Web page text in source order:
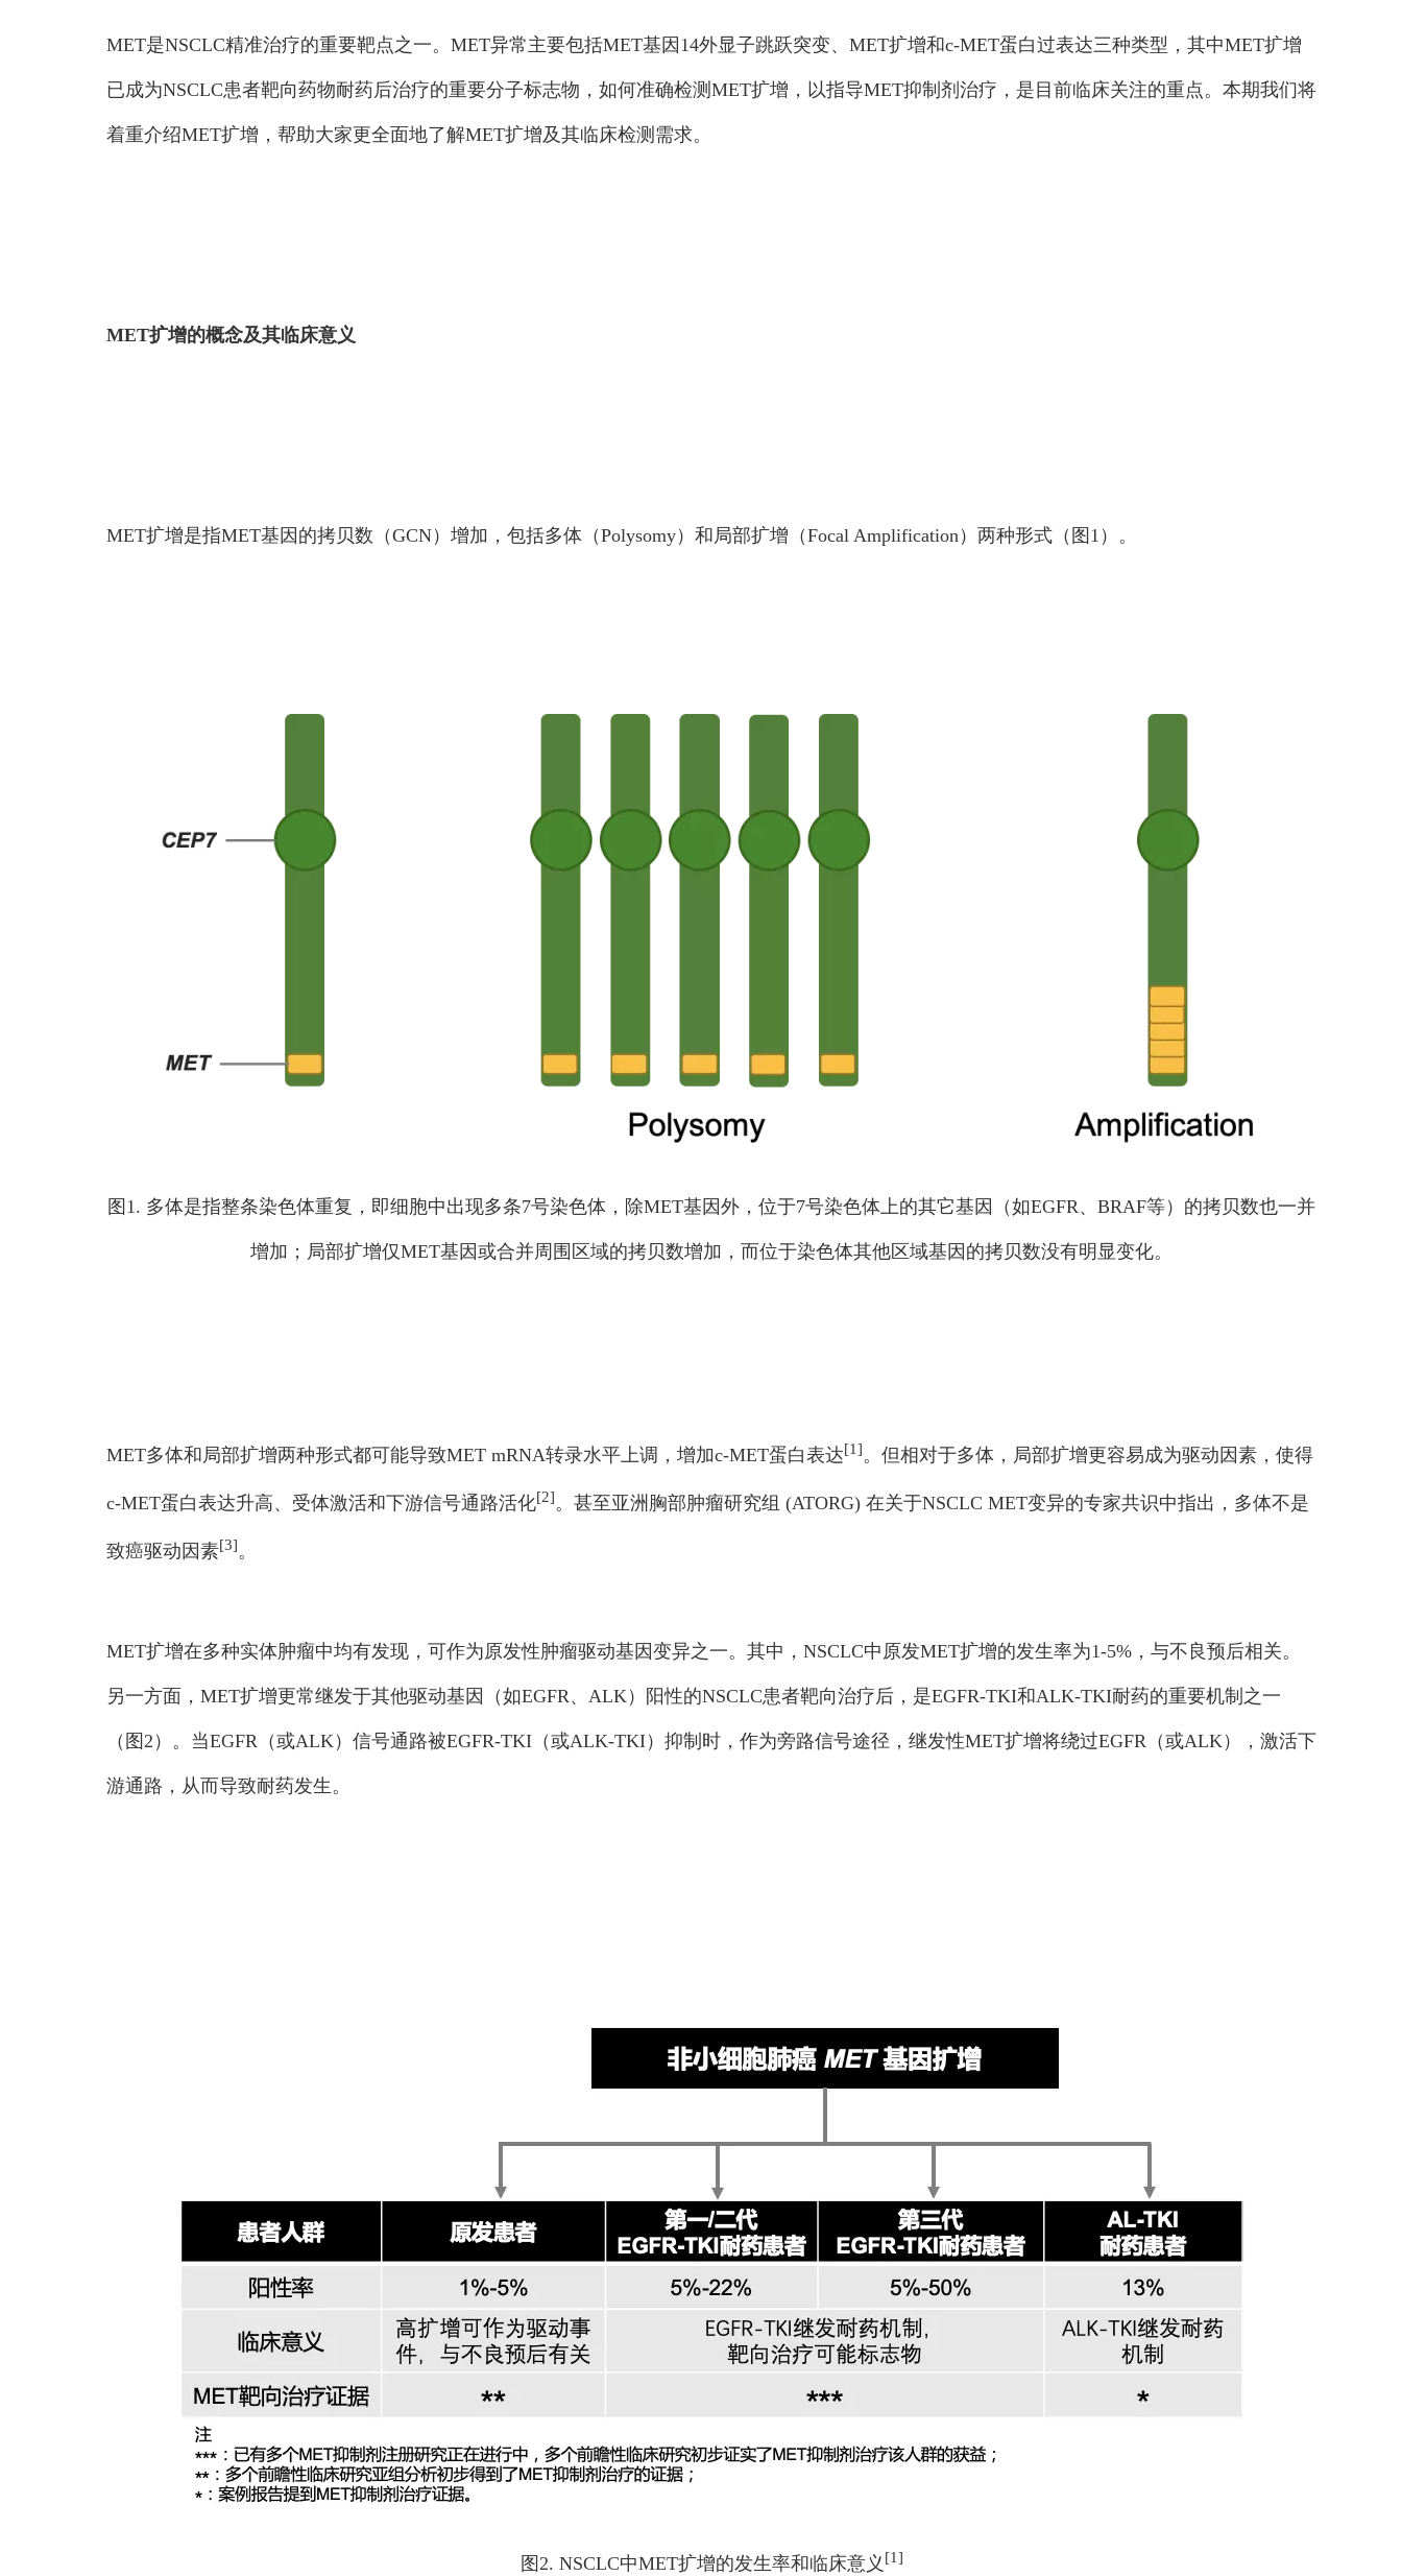
MET是NSCLC精准治疗的重要靶点之一。MET异常主要包括MET基因14外显子跳跃突变、MET扩增和c-MET蛋白过表达三种类型，其中MET扩增
已成为NSCLC患者靶向药物耐药后治疗的重要分子标志物，如何准确检测MET扩增，以指导MET抑制剂治疗，是目前临床关注的重点。本期我们将
着重介绍MET扩增，帮助大家更全面地了解MET扩增及其临床检测需求。
MET扩增的概念及其临床意义
MET扩增是指MET基因的拷贝数（GCN）增加，包括多体（Polysomy）和局部扩增（Focal Amplification）两种形式（图1）。
图1. 多体是指整条染色体重复，即细胞中出现多条7号染色体，除MET基因外，位于7号染色体上的其它基因（如EGFR、BRAF等）的拷贝数也一并
增加；局部扩增仅MET基因或合并周围区域的拷贝数增加，而位于染色体其他区域基因的拷贝数没有明显变化。
MET多体和局部扩增两种形式都可能导致MET mRNA转录水平上调，增加c-MET蛋白表达[1]。但相对于多体，局部扩增更容易成为驱动因素，使得
c-MET蛋白表达升高、受体激活和下游信号通路活化[2]。甚至亚洲胸部肿瘤研究组 (ATORG) 在关于NSCLC MET变异的专家共识中指出，多体不是
致癌驱动因素[3]。
MET扩增在多种实体肿瘤中均有发现，可作为原发性肿瘤驱动基因变异之一。其中，NSCLC中原发MET扩增的发生率为1-5%，与不良预后相关。
另一方面，MET扩增更常继发于其他驱动基因（如EGFR、ALK）阳性的NSCLC患者靶向治疗后，是EGFR-TKI和ALK-TKI耐药的重要机制之一
（图2）。当EGFR（或ALK）信号通路被EGFR-TKI（或ALK-TKI）抑制时，作为旁路信号途径，继发性MET扩增将绕过EGFR（或ALK），激活下
游通路，从而导致耐药发生。
图2. NSCLC中MET扩增的发生率和临床意义 [1]